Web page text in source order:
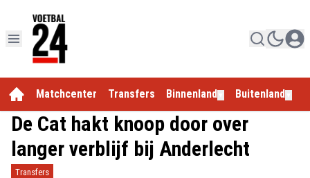
Matchcenter Transfers Binnenland Buitenland
De Cat hakt knoop door over
langer verblijf bij Anderlecht
Transfers